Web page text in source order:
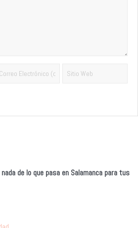
de lo que pasa en Salamanca para tus